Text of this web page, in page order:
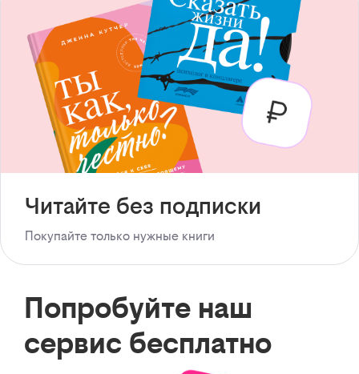
Читайте без подписки
Покупайте только нужные книги
Попробуйте наш
сервис бесплатно